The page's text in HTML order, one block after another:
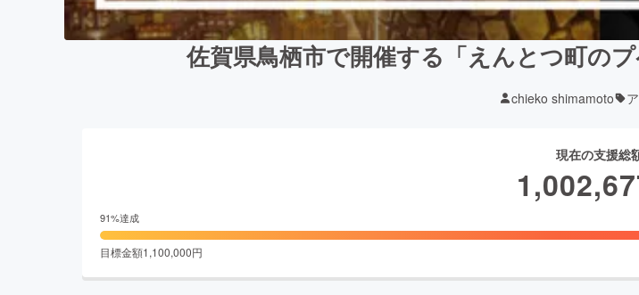
佐賀県鳥栖市で開催する「えんとつ町の
chieko shimamoto
現在の支援総
91%達成
目標金額1,100,000円